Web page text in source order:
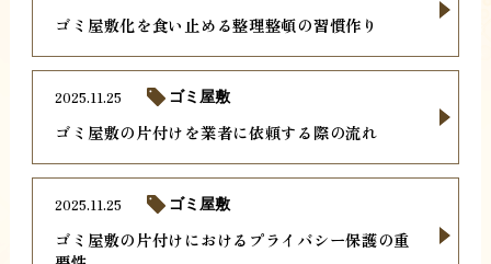
ゴミ屋敷化を食い止める整理整頓の習慣作り
ゴミ屋敷の片付けを業者に依頼する際の流れ
2025.11.25 ゴミ屋敷
ゴミ屋敷の片付けにおけるプライバシー保護の重
2025.11.25 ゴミ屋敷